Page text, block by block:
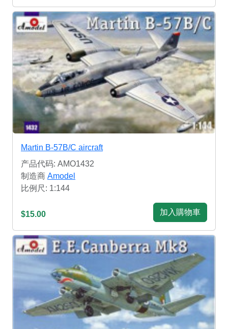
Martin B-57B/C aircraft
产品代码: AMO1432
制造商 Amodel
比例尺: 1:144
$15.00 加入購物車